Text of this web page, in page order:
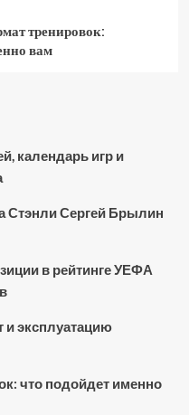
тренировок:
вам
календарь игр и
Стэнли Сергей Брылин
в рейтинге УЕФА
и эксплуатацию
что подойдет именно